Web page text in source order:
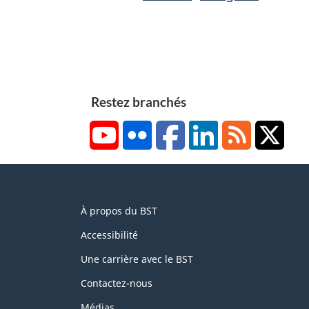
Restez branchés
YouTubeFlickr FacebookLinkedInRSS
this
site
À propos du BST
Accessibilité
Une carrière avec le BST
Contactez-nous